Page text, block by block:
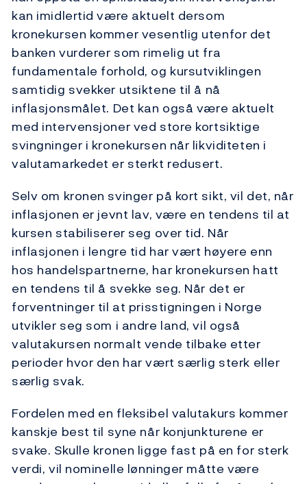
kan imidlertid være aktuelt dersom
kronekursen kommer vesentlig utenfor det
banken vurderer som rimelig ut fra
fundamentale forhold, og kursutviklingen
samtidig svekker utsiktene til å nå
inflasjonsmålet. Det kan også være aktuelt
med intervensjoner ved store kortsiktige
svingninger i kronekursen når likviditeten i
valutamarkedet er sterkt redusert.
Selv om kronen svinger på kort sikt, vil det, når
inflasjonen er jevnt lav, være en tendens til at
kursen stabiliserer seg over tid. Når
inflasjonen i lengre tid har vært høyere enn
hos handelspartnerne, har kronekursen hatt
en tendens til å svekke seg. Når det er
forventninger til at prisstigningen i Norge
utvikler seg som i andre land, vil også
valutakursen normalt vende tilbake etter
perioder hvor den har vært særlig sterk eller
særlig svak.
Fordelen med en fleksibel valutakurs kommer
kanskje best til syne når konjunkturene er
svake. Skulle kronen ligge fast på en for sterk
verdi, vil nominelle lønninger måtte være